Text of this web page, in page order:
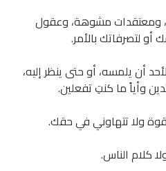
ومعتقدات مشوهة، وعقول
أو لتصرفاتك بالأمر.
أن يلمسه، أو حتى ينظر إليه،
وأياً ما كنتِ تفعلين.
ولا تتهاوني في حقك.
كلام الناس.